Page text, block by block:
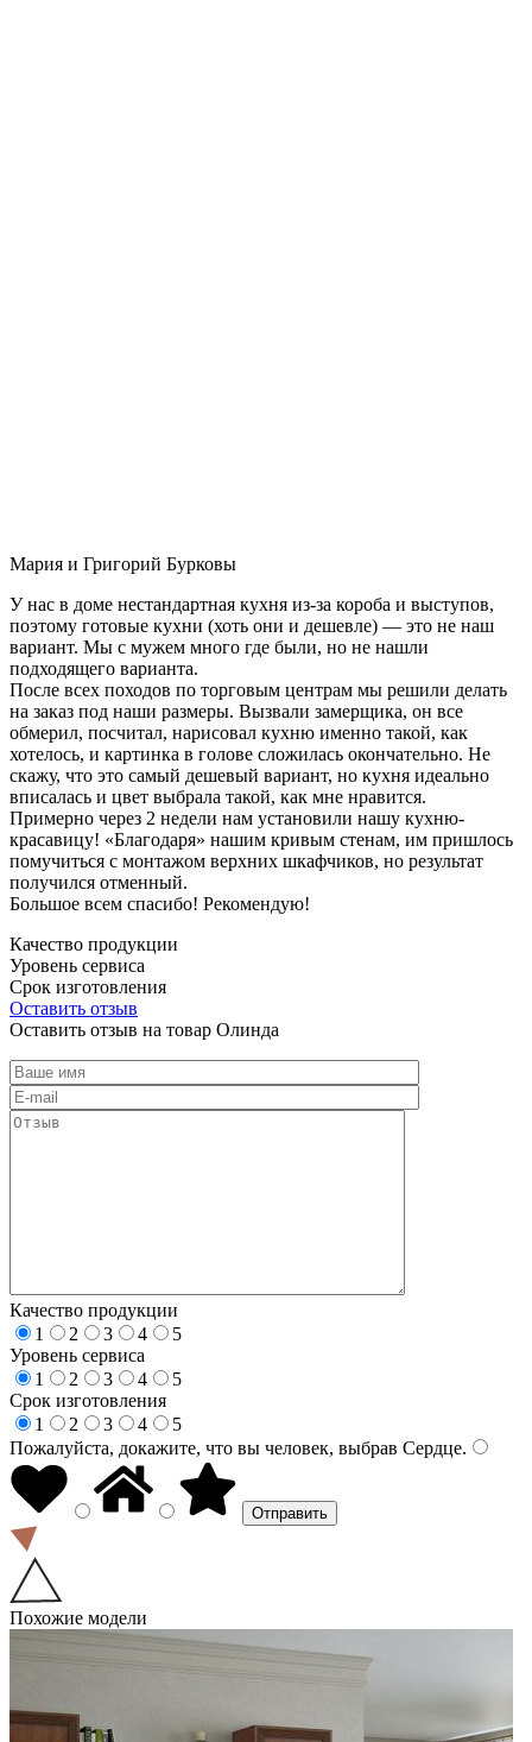
Мария и Григорий Бурковы
У нас в доме нестандартная кухня из-за короба и выступов,
поэтому готовые кухни (хоть они и дешевле) — это не наш
вариант. Мы с мужем много где были, но не нашли
подходящего варианта.
После всех походов по торговым центрам мы решили делать
на заказ под наши размеры. Вызвали замерщика, он все
обмерил, посчитал, нарисовал кухню именно такой, как
хотелось, и картинка в голове сложилась окончательно. Не
скажу, что это самый дешевый вариант, но кухня идеально
вписалась и цвет выбрала такой, как мне нравится.
Примерно через 2 недели нам установили нашу кухню-
красавицу! «Благодаря» нашим кривым стенам, им пришлось
помучиться с монтажом верхних шкафчиков, но результат
получился отменный.
Большое всем спасибо! Рекомендую!
Качество продукции
Уровень сервиса
Срок изготовления
Оставить отзыв
Оставить отзыв на товар Олинда
Качество продукции
1
2 3 4
5
Уровень сервиса
1
2 3 4
5
Срок изготовления
1
2 3 4
5
Пожалуйста, докажите, что вы человек, выбрав Сердце.
Похожие модели